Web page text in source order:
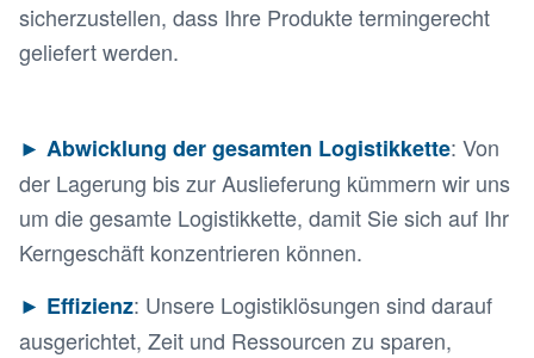
sicherzustellen, dass Ihre Produkte termingerecht
geliefert werden.
► Abwicklung der gesamten Logistikkette: Von
der Lagerung bis zur Auslieferung kümmern wir uns
um die gesamte Logistikkette, damit Sie sich auf Ihr
Kerngeschäft konzentrieren können.
​​► Effizienz: Unsere Logistiklösungen sind darauf
ausgerichtet, Zeit und Ressourcen zu sparen,